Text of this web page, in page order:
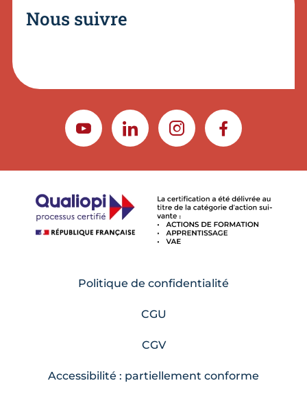
Nous suivre
YOUTUBELINKEDININSTAGRAMFACEBOOK
Politique de confidentialité
CGU
CGV
Accessibilité : partiellement conforme